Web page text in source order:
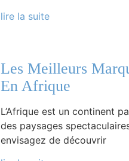
lire la suite
Les Meilleurs
En Afrique
L’Afrique est un continent
des paysages
envisagez de découvrir